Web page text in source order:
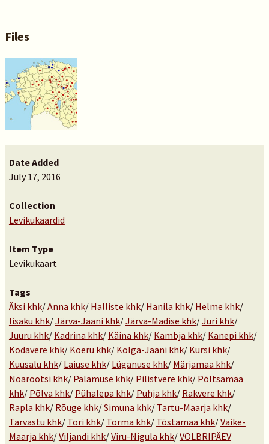
Files
Date Added
July 17, 2016
Collection
Levikukaardid
Item Type
Levikukaart
Tags
Äksi khk/Anna khk/ Halliste khk/ Hanila khk/ Helme khk/
Iisaku khk/Järva-Jaani khk/Järva-Madise khk/Jüri khk/
Juuru khk/ Kadrina khk/ Käina khk/ Kambja khk/ Kanepi khk/
Kodavere khk/ Koeru khk/ Kolga-Jaani khk/ Kursi khk/
Kuusalu khk/ Laiuse khk/ Lüganuse khk/ Märjamaa khk/
Noarootsi khk/ Palamuse khk/ Pilistvere khk/ Põltsamaa
khk/ Põlva khk/ Pühalepa khk/ Puhja khk/ Rakvere khk/
Rapla khk/ Rõuge khk/Simuna khk/ Tartu-Maarja khk/
Tarvastu khk/ Tori khk/ Torma khk/ Tõstamaa khk/Väike-
Maarja khk/Viljandi khk/Viru-Nigula khk/VOLBRIPÄEV